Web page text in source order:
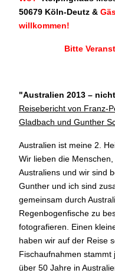
50679 Köln-Deutz &
willkommen!
Bitte
"Australien 2013 –
Reisebericht von Franz-
Gladbach und Gunther
Australien ist meine 2.
Wir lieben die
Australiens und wir sind
Gunther und ich sind
gemeinsam durch
Regenbogenfische zu
fotografieren. Einen
haben wir auf der Reise
Fischaufnahmen stammt
über 50 Jahre in